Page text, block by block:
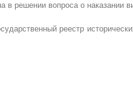
решении вопроса о наказании
реестр